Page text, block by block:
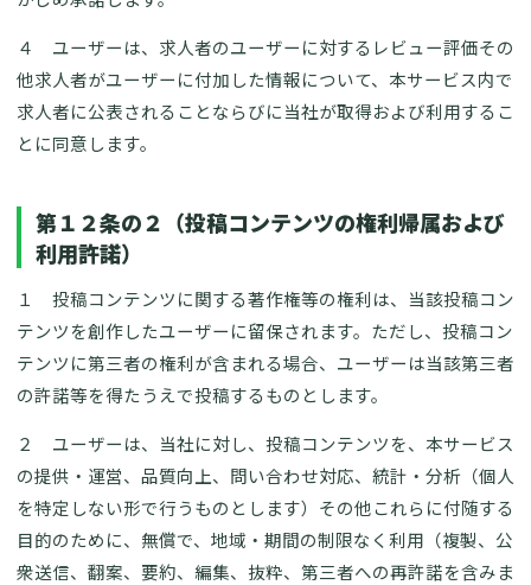
４ ユーザーは、求人者のユーザーに対するレビュー評価その
他求人者がユーザーに付加した情報について、本サービス内で
求人者に公表されることならびに当社が取得および利用するこ
とに同意します。
第１２条の２（投稿コンテンツの権利帰属および
利用許諾）
１ 投稿コンテンツに関する著作権等の権利は、当該投稿コン
テンツを創作したユーザーに留保されます。ただし、投稿コン
テンツに第三者の権利が含まれる場合、ユーザーは当該第三者
の許諾等を得たうえで投稿するものとします。
２ ユーザーは、当社に対し、投稿コンテンツを、本サービス
の提供・運営、品質向上、問い合わせ対応、統計・分析（個人
を特定しない形で行うものとします）その他これらに付随する
目的のために、無償で、地域・期間の制限なく利用（複製、公
衆送信、翻案、要約、編集、抜粋、第三者への再許諾を含みま